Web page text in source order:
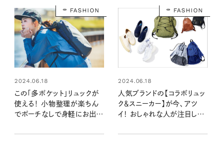
FASHION
2024.06.18
この「多ポケット」リュックが
使える！ 小物整理が楽ちん
でポーチなしで身軽にお出か
FASHION
2024.06.18
人気ブランドの【コラボリュッ
ク＆スニーカー】が今、アツ
イ！ おしゃれな人が注目して